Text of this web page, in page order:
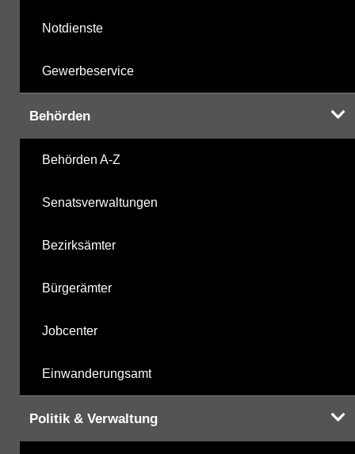
Notdienste
Gewerbeservice
Behörden
Behörden A-Z
Senatsverwaltungen
Bezirksämter
Bürgerämter
Jobcenter
Einwanderungsamt
Politik & Verwaltung